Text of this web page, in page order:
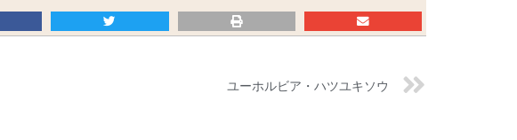
ユーホルビア・ハツユキソウ